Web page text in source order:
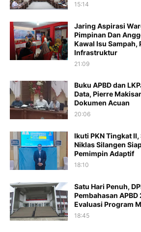
15:14
Jaring Aspirasi
Pimpinan Dan
Kawal Isu Sampah,
Infrastruktur
21:09
​Buku APBD dan
Data, Pierre
Dokumen Acuan
20:06
Ikuti PKN Tingkat II,
Niklas Silangen
Pemimpin Adaptif
18:10
Satu Hari Penuh,
Pembahasan
Evaluasi Program
18:45